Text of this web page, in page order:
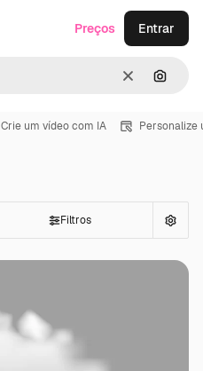
Limpar
Preços Entrar
Crie um vídeo com IA Personalize
Filtros